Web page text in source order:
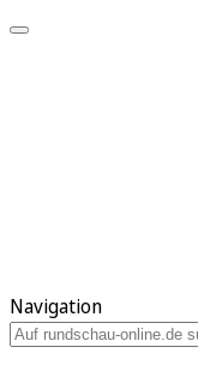
Navigation